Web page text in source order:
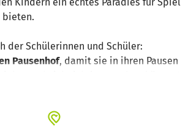
bieten.
der Schülerinnen und Schüler:
Pausenhof, damit sie in ihren Pausen
. Jedes Tor kostet